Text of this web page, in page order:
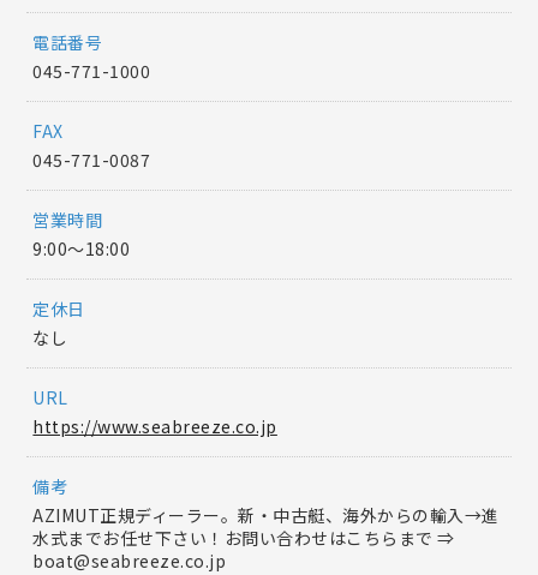
電話番号
045-771-1000
FAX
045-771-0087
営業時間
9:00〜18:00
定休日
なし
URL
https://www.seabreeze.co.jp
備考
AZIMUT正規ディーラー。新・中古艇、海外からの輸入→進
水式までお任せ下さい！お問い合わせはこちらまで ⇒
boat@seabreeze.co.jp